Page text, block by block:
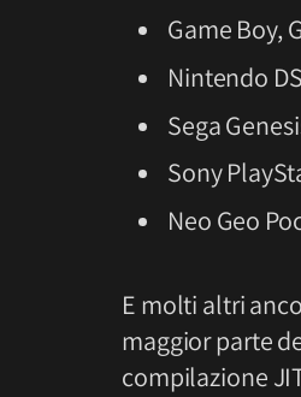
Game Boy,
Nintendo
Sega
Sony
Neo Geo
E molti altri
maggior parte
compilazione